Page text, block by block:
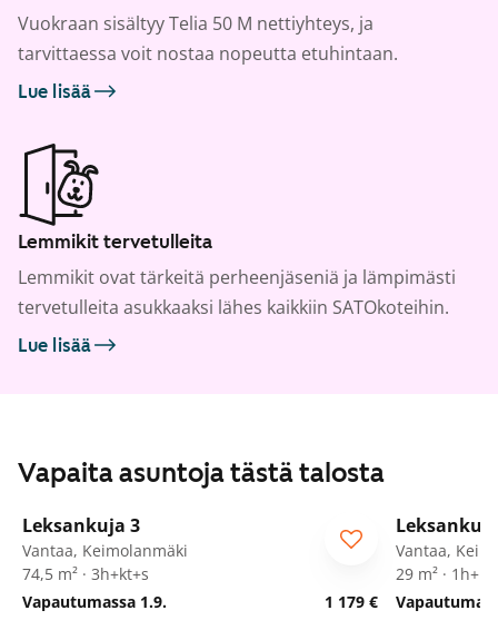
Vuokraan sisältyy Telia 50 M nettiyhteys, ja
tarvittaessa voit nostaa nopeutta etuhintaan.
Lue lisää
Lemmikit tervetulleita
Lemmikit ovat tärkeitä perheenjäseniä ja lämpimästi
tervetulleita asukkaaksi lähes kaikkiin SATOkoteihin.
Lue lisää
Vapaita asuntoja tästä talosta
/29
Leksankuja 3
Vantaa, Keimolanmäki
74,5 m² · 3h+kt+s
Vapautumassa 1.9.
1 179 €
Vantaa,
29 m² · 1h+kt